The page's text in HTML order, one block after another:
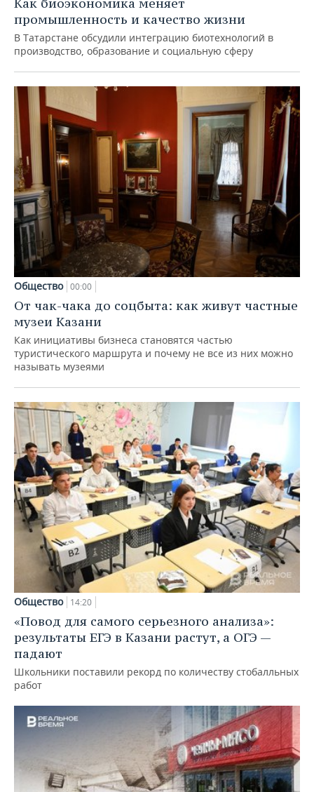
промышленность и качество жизни
В Татарстане обсудили интеграцию биотехнологий в
производство, образование и социальную сферу
Общество 00:00
От чак-чака до соцбыта: как живут частные
музеи Казани
Как инициативы бизнеса становятся частью
туристического маршрута и почему не все из них можно
называть музеями
Общество 14:20
«Повод для самого серьезного анализа»:
результаты ЕГЭ в Казани растут, а ОГЭ —
падают
Школьники поставили рекорд по количеству стобалльных
работ